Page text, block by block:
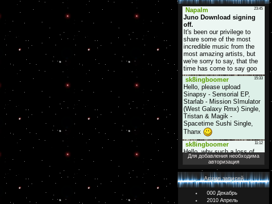
Для добавления необходима
авторизация
Архив записей
000 Декабрь
2010 Апрель